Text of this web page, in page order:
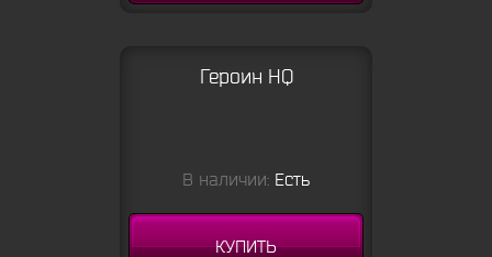
Героин HQ
В наличии: Есть
КУПИТЬ